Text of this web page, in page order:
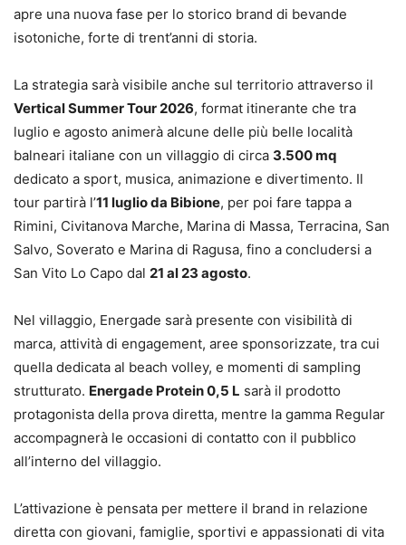
apre una nuova fase per lo storico brand di bevande
isotoniche, forte di trent’anni di storia.
La strategia sarà visibile anche sul territorio attraverso il
Vertical Summer Tour 2026, format itinerante che tra
luglio e agosto animerà alcune delle più belle località
balneari italiane con un villaggio di circa 3.500 mq
dedicato a sport, musica, animazione e divertimento. Il
tour partirà l’11 luglio da Bibione, per poi fare tappa a
Rimini, Civitanova Marche, Marina di Massa, Terracina, San
Salvo, Soverato e Marina di Ragusa, fino a concludersi a
San Vito Lo Capo dal 21 al 23 agosto.
Nel villaggio, Energade sarà presente con visibilità di
marca, attività di engagement, aree sponsorizzate, tra cui
quella dedicata al beach volley, e momenti di sampling
strutturato. Energade Protein 0,5 L sarà il prodotto
protagonista della prova diretta, mentre la gamma Regular
accompagnerà le occasioni di contatto con il pubblico
all’interno del villaggio.
L’attivazione è pensata per mettere il brand in relazione
diretta con giovani, famiglie, sportivi e appassionati di vita